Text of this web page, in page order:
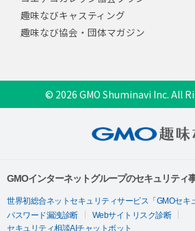
趣味なびキャスティング
趣味なび協会・団体マガジン
© 2026 GMO Shuminavi Inc. All